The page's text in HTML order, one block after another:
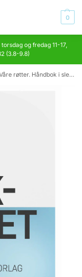
0
og fredag 11-17,
(3.8-9.8)
røtter. Håndbok i slektsgranskning for nybegynnere og viderekomne